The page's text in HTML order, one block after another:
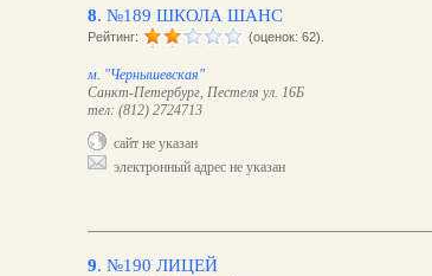
8. №189 ШКОЛА ШАНС
Рейтинг: (оценок: 62).
м. "Чернышевская"
Санкт-Петербург, Пестеля ул. 16Б
тел: (812) 2724713
сайт не указан
электронный адрес не указан
9. №190 ЛИЦЕЙ